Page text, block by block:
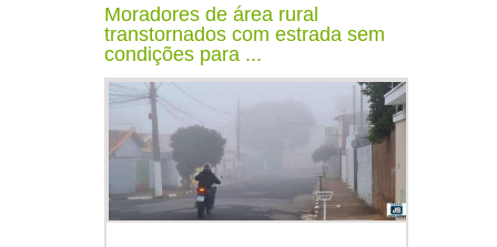
Moradores de área rural
transtornados com estrada sem
condições para ...